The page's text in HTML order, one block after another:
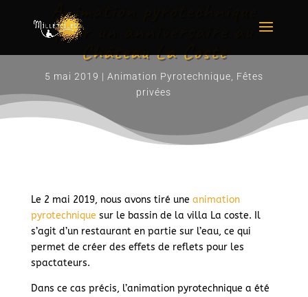
Animation pyrotechnique
pour un anniversaire au
Château La Coste
5 mai 2019 | Animation Pyrotechnique
Fêtes
privées
Le 2 mai 2019, nous avons tiré une animation
pyrotechnique sur le bassin de la villa La coste. Il
s’agit d’un restaurant en partie sur l’eau, ce qui
permet de créer des effets de reflets pour les
spactateurs.
Dans ce cas précis, l’animation pyrotechnique a été